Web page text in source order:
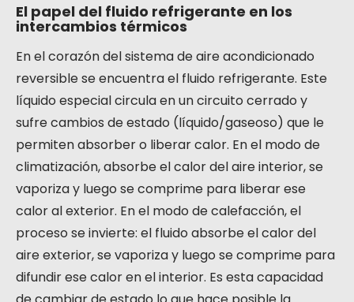
El papel del fluido refrigerante en los
intercambios térmicos
En el corazón del sistema de aire acondicionado
reversible se encuentra el fluido refrigerante. Este
líquido especial circula en un circuito cerrado y
sufre cambios de estado (líquido/gaseoso) que le
permiten absorber o liberar calor. En el modo de
climatización, absorbe el calor del aire interior, se
vaporiza y luego se comprime para liberar ese
calor al exterior. En el modo de calefacción, el
proceso se invierte: el fluido absorbe el calor del
aire exterior, se vaporiza y luego se comprime para
difundir ese calor en el interior. Es esta capacidad